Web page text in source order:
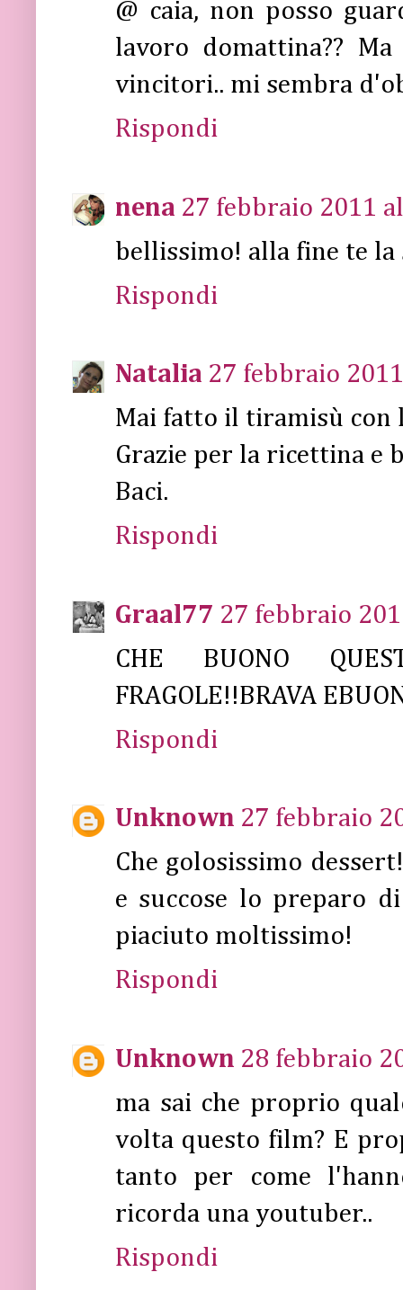
@ caia, non posso
lavoro domattina??
vincitori.. mi sembra
Rispondi
nena 27 febbraio 2011
bellissimo! alla fine te la
Rispondi
Natalia 27 febbraio
Mai fatto il tiramisù con
Grazie per la ricettina e
Baci.
Rispondi
Graal77 27 febbraio
CHE BUONO
FRAGOLE!!BRAVA
Rispondi
Unknown 27 febbraio
Che golosissimo
e succose lo preparo
piaciuto moltissimo!
Rispondi
Unknown 28 febbraio
ma sai che proprio
volta questo film? E
tanto per come
ricorda una youtuber..
Rispondi